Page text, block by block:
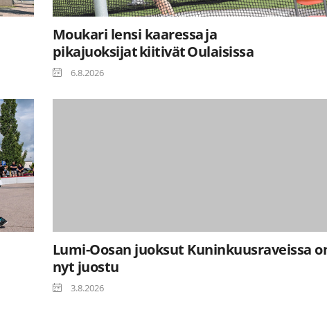
Moukari lensi kaaressa ja
pikajuoksijat kiitivät Oulaisissa
6.8.2026
Lumi-Oosan juoksut Kuninkuusraveissa
nyt juostu
3.8.2026